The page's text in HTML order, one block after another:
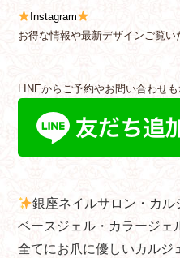
Instagram
お得な情報や最新デザインご覧い
LINEからご予約やお問い合わせ
銀座ネイルサロン・カル
ベースジェル・カラージェ
全てにお爪に優しいカルジ